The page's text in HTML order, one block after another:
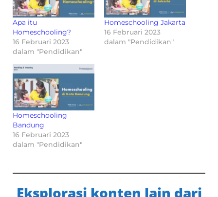
Apa itu
Homeschooling?
16 Februari 2023
dalam "Pendidikan"
Homeschooling Jakarta
16 Februari 2023
dalam "Pendidikan"
Homeschooling
Bandung
16 Februari 2023
dalam "Pendidikan"
Eksplorasi konten lain dari